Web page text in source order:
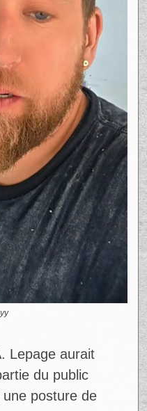
Lepage aurait
du public
posture de